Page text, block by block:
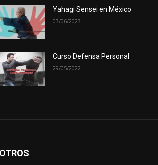
Yahagi Sensei en México
03/06/2023
Curso Defensa Personal
29/05/2022